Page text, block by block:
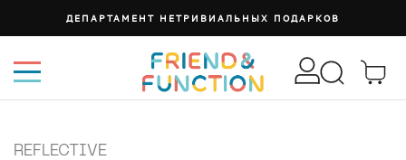
СУМКА ИЗИ
REFLECTIVE